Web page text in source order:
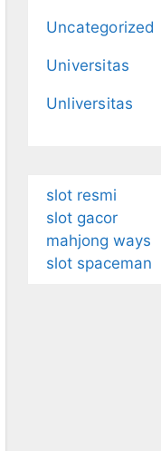
Uncategorized
Universitas
Unliversitas
slot resmi
slot gacor
mahjong ways
slot spaceman